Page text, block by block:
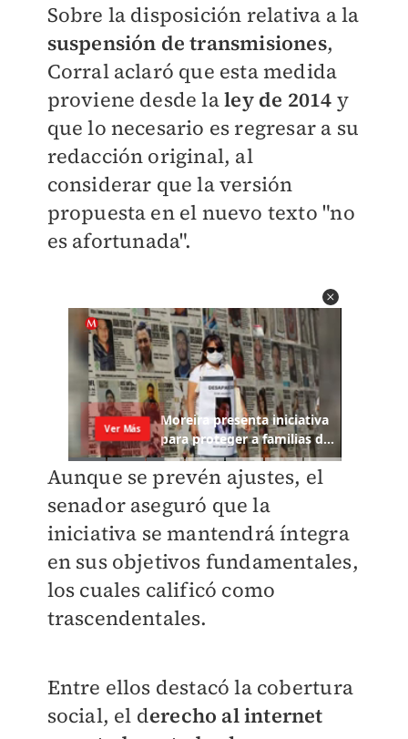
Sobre la disposición relativa a la
suspensión de transmisiones,
Corral aclaró que esta medida
proviene desde laley de 2014 y
que lo necesario es regresar a su
redacción original, al
considerar que la versión
propuesta en el nuevo texto "no
es afortunada".
Aunque se prevén ajustes, el
senador aseguró que la
iniciativa se mantendrá íntegra
en sus objetivos fundamentales,
los cuales calificó como
trascendentales.
Entre ellos destacó la cobertura
social, el derecho al internet